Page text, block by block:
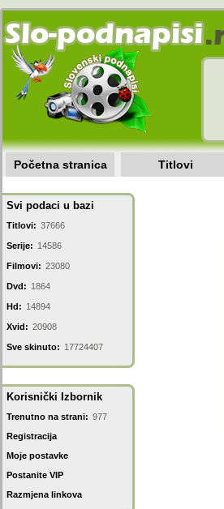
Početna stranica Titlovi
Svi podaci u bazi
Titlovi: 37666
Serije: 14586
Filmovi: 23080
Dvd: 1864
Hd: 14894
Xvid: 20908
Sve skinuto: 17724407
Korisnički Izbornik
Trenutno na strani: 977
Registracija
Moje postavke
Postanite VIP
Razmjena linkova